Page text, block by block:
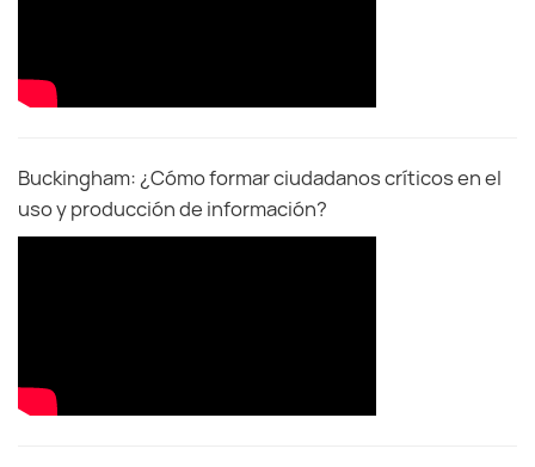
Buckingham: ¿Cómo formar ciudadanos críticos en el
uso y producción de información?